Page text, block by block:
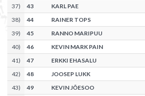
37) 43 KARL PAE
38) 44 RAINER TOPS
39) 45 RANNO MARIPUU
40) 46 KEVIN MARK PAIN
41) 47 ERKKI EHASALU
42) 48 JOOSEP LUKK
43) 49 KEVIN JÕESOO